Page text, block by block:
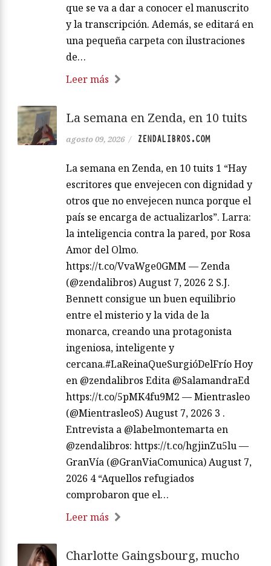
que se va a dar a conocer el manuscrito
y la transcripción. Además, se editará en
una pequeña carpeta con ilustraciones
de…
Leer más
La semana en Zenda, en 10 tuits
agosto 09, 2026 / ZENDALIBROS.COM
La semana en Zenda, en 10 tuits 1 “Hay
escritores que envejecen con dignidad y
otros que no envejecen nunca porque el
país se encarga de actualizarlos”. Larra:
la inteligencia contra la pared, por Rosa
Amor del Olmo.
https://t.co/VvaWge0GMM — Zenda
(@zendalibros) August 7, 2026 2 S.J.
Bennett consigue un buen equilibrio
entre el misterio y la vida de la
monarca, creando una protagonista
ingeniosa, inteligente y
cercana.#LaReinaQueSurgióDelFrío Hoy
en @zendalibros Edita @SalamandraEd
https://t.co/5pMK4fu9M2 — Mientrasleo
(@MientrasleoS) August 7, 2026 3 .
Entrevista a @labelmontemarta en
@zendalibros: https://t.co/hgjinZu5lu —
GranVía (@GranViaComunica) August 7,
2026 4 “Aquellos refugiados
comprobaron que el…
Leer más
Charlotte Gaingsbourg, mucho